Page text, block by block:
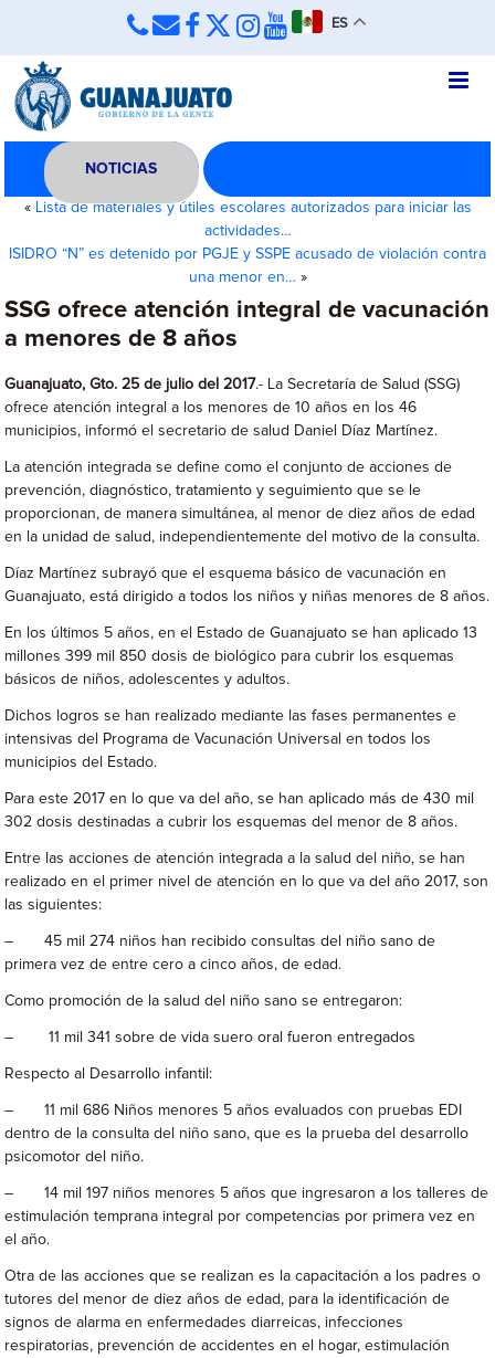
ES
NOTICIAS
« Lista de materiales y útiles escolares autorizados para iniciar las
actividades…
ISIDRO “N” es detenido por PGJE y SSPE acusado de violación contra
una menor en… »
SSG ofrece atención integral de vacunación
a menores de 8 años
Guanajuato, Gto. 25 de julio del 2017.- La Secretaría de Salud (SSG)
ofrece atención integral a los menores de 10 años en los 46
municipios, informó el secretario de salud Daniel Díaz Martínez.
La atención integrada se define como el conjunto de acciones de
prevención, diagnóstico, tratamiento y seguimiento que se le
proporcionan, de manera simultánea, al menor de diez años de edad
en la unidad de salud, independientemente del motivo de la consulta.
Díaz Martínez subrayó que el esquema básico de vacunación en
Guanajuato, está dirigido a todos los niños y niñas menores de 8 años.
En los últimos 5 años, en el Estado de Guanajuato se han aplicado 13
millones 399 mil 850 dosis de biológico para cubrir los esquemas
básicos de niños, adolescentes y adultos.
Dichos logros se han realizado mediante las fases permanentes e
intensivas del Programa de Vacunación Universal en todos los
municipios del Estado.
Para este 2017 en lo que va del año, se han aplicado más de 430 mil
302 dosis destinadas a cubrir los esquemas del menor de 8 años.
Entre las acciones de atención integrada a la salud del niño, se han
realizado en el primer nivel de atención en lo que va del año 2017, son
las siguientes:
– 45 mil 274 niños han recibido consultas del niño sano de
primera vez de entre cero a cinco años, de edad.
Como promoción de la salud del niño sano se entregaron:
– 11 mil 341 sobre de vida suero oral fueron entregados
Respecto al Desarrollo infantil:
– 11 mil 686 Niños menores 5 años evaluados con pruebas EDI
dentro de la consulta del niño sano, que es la prueba del desarrollo
psicomotor del niño.
– 14 mil 197 niños menores 5 años que ingresaron a los talleres de
estimulación temprana integral por competencias por primera vez en
el año.
Otra de las acciones que se realizan es la capacitación a los padres o
tutores del menor de diez años de edad, para la identificación de
signos de alarma en enfermedades diarreicas, infecciones
respiratorias, prevención de accidentes en el hogar, estimulación